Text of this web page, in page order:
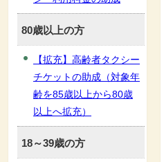
80歳以上の方
【拡充】高齢者タクシー
チケットの助成（対象年
齢を85歳以上から80歳
以上へ拡充）
18～39歳の方